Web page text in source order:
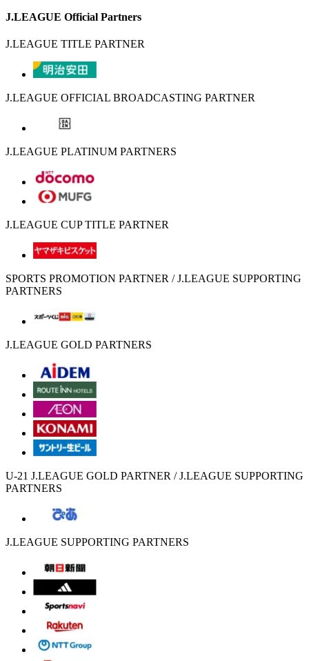
J.LEAGUE Official Partners
J.LEAGUE TITLE PARTNER
J.LEAGUE OFFICIAL BROADCASTING PARTNER
J.LEAGUE PLATINUM PARTNERS
J.LEAGUE CUP TITLE PARTNER
SPORTS PROMOTION PARTNER / J.LEAGUE SUPPORTING
PARTNERS
J.LEAGUE GOLD PARTNERS
U-21 J.LEAGUE GOLD PARTNER / J.LEAGUE SUPPORTING
PARTNERS
J.LEAGUE SUPPORTING PARTNERS